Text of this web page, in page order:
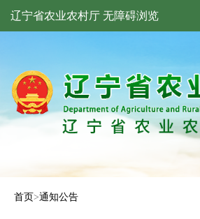
辽宁省农业农村厅 无障碍浏览
首页>通知公告